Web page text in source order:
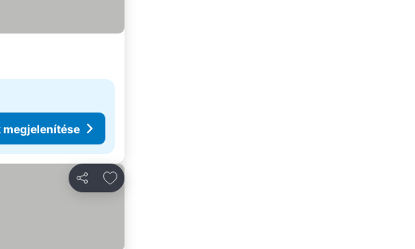
megjelenítése
Megosztás
Hozzáadás a kedvencekhez